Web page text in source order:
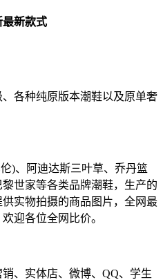
最新款式
各种纯原版本潮鞋以及原单奢
)、阿迪达斯三叶草、乔丹篮
世家等各类品牌潮鞋，生产的
实物拍摄的商品图片，全网最
迎各位全网比价。
、实体店、微博、QQ、学生